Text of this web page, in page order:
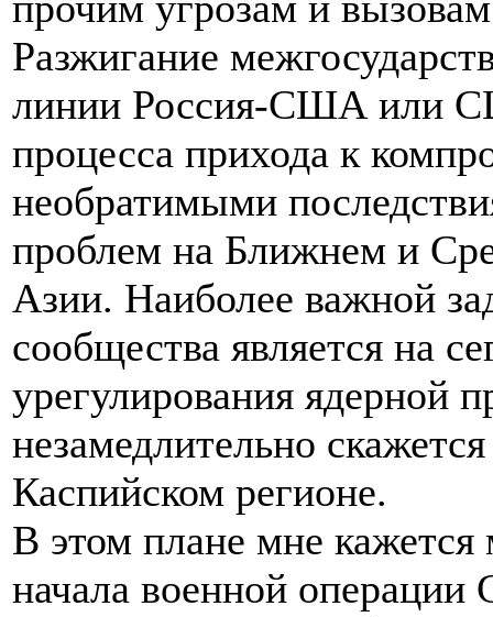
Разжигание
линии Россия-США или
процесса прихода к
необратимыми
проблем на Ближнем и
Азии. Наиболее важной
сообщества является на
урегулирования ядерной
незамедлительно
Каспийском регионе.
В этом плане мне
начала военной